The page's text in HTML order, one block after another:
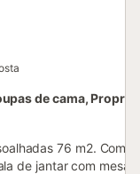
de cama,
76 m2. Com
de jantar com mesa